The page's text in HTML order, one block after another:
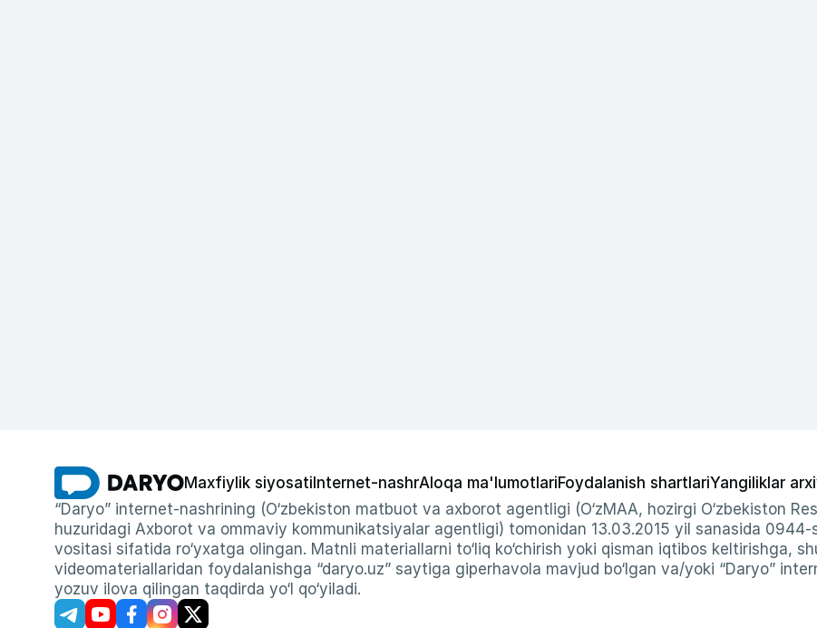
Maxfiylik siyosati Internet-nashrAloqa ma'lumotlariFoydalanish shartlariYangiliklar
“Daryo” internet-nashrining (O‘zbekiston matbuot va axborot agentligi (O‘zMAA, hozirgi O‘zbekiston
huzuridagi Axborot va ommaviy kommunikatsiyalar agentligi) tomonidan 13.03.2015 yil sanasida
vositasi sifatida ro‘yxatga olingan. Matnli materiallarni to‘liq ko‘chirish yoki qisman iqtibos keltirishga,
videomateriallaridan foydalanishga “daryo.uz” saytiga giperhavola mavjud bo‘lgan va/yoki “Daryo”
yozuv ilova qilingan taqdirda yo‘l qo‘yiladi.